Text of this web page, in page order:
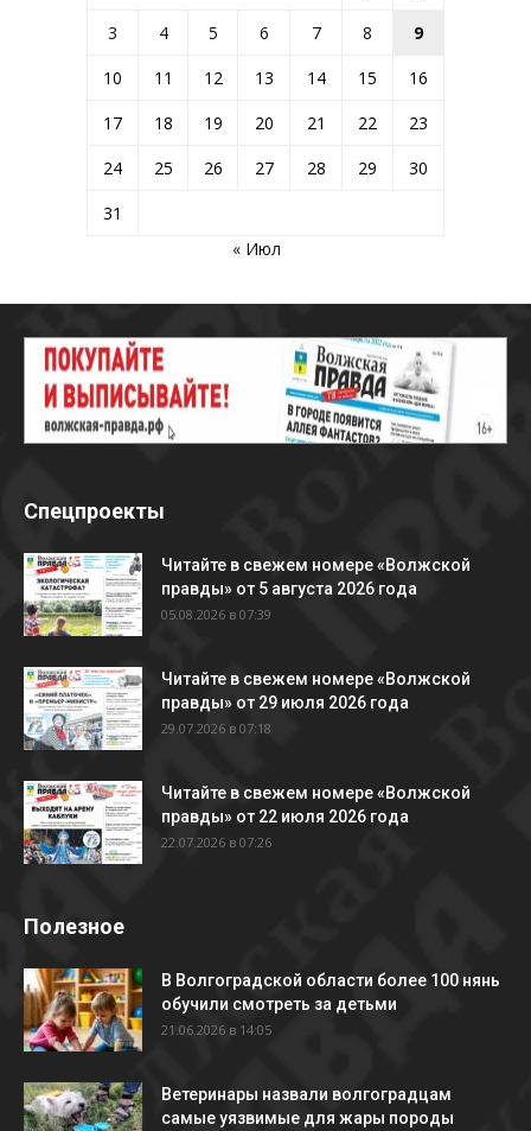
3
4 5 6 7 8
9
10
11 12 13 14 15
16
17
18 19 20 21 22
23
24
25 26 27 28 29
30
31
« Июл
Спецпроекты
Читайте в свежем номере «Волжской
правды» от 5 августа 2026 года
05.08.2026 в 07:39
Читайте в свежем номере «Волжской
правды» от 29 июля 2026 года
29.07.2026 в 07:18
Читайте в свежем номере «Волжской
правды» от 22 июля 2026 года
22.07.2026 в 07:26
Полезное
В Волгоградской области более 100 нянь
обучили смотреть за детьми
21.06.2026 в 14:05
Ветеринары назвали волгоградцам
самые уязвимые для жары породы